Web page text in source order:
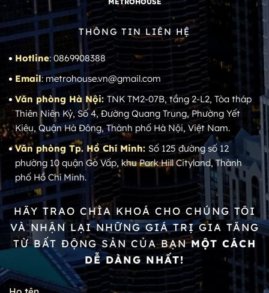
THÔNG TIN LIÊN HỆ
Hotline: 0869908388
Email: metrohouse.vn@gmail.com
Văn phòng Hà Nội:TNK TM2-07B, tầng 2-L2, Tòa tháp
Thiên Niên Kỷ, Số 4, Đường Quang Trung, Phường Yết
Kiêu, Quận Hà Đông, Thành phố Hà Nội, Việt Nam.
Văn phòng Tp. Hồ Chí Minh: Số 125 đường số 12
phường 10 quận Gò Vấp, khu Park Hill Cityland, Thành
phố Hồ Chí Minh.
HÃY TRAO CHÌA KHOÁ CHO CHÚNG TÔI
VÀ NHẬN LẠI NHỮNG GIÁ TRỊ GIA TĂNG
TỪ BẤT ĐỘNG SẢN CỦA BẠN MỘT CÁCH
DỄ DÀNG NHẤT!